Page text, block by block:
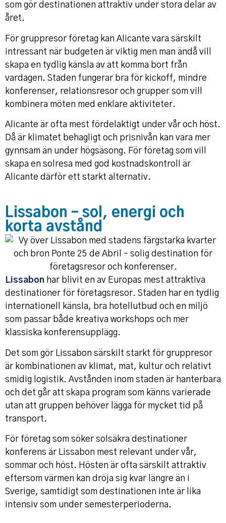
som gör destinationen attraktiv under stora delar av
året.
För gruppresor företag kan Alicante vara särskilt
intressant när budgeten är viktig men man ändå vill
skapa en tydlig känsla av att komma bort från
vardagen. Staden fungerar bra för kickoff, mindre
konferenser, relationsresor och grupper som vill
kombinera möten med enklare aktiviteter.
Alicante är ofta mest fördelaktigt under vår och höst.
Då är klimatet behagligt och prisnivån kan vara mer
gynnsam än under högsäsong. För företag som vill
skapa en solresa med god kostnadskontroll är
Alicante därför ett starkt alternativ.
Lissabon – sol, energi och
korta avstånd
Lissabon har blivit en av Europas mest attraktiva
destinationer för företagsresor. Staden har en tydlig
internationell känsla, bra hotellutbud och en miljö
som passar både kreativa workshops och mer
klassiska konferensupplägg.
Det som gör Lissabon särskilt starkt för gruppresor
är kombinationen av klimat, mat, kultur och relativt
smidig logistik. Avstånden inom staden är hanterbara
och det går att skapa program som känns varierade
utan att gruppen behöver lägga för mycket tid på
transport.
För företag som söker solsäkra destinationer
konferens är Lissabon mest relevant under vår,
sommar och höst. Hösten är ofta särskilt attraktiv
eftersom värmen kan dröja sig kvar längre än i
Sverige, samtidigt som destinationen inte är lika
intensiv som under semesterperioderna.